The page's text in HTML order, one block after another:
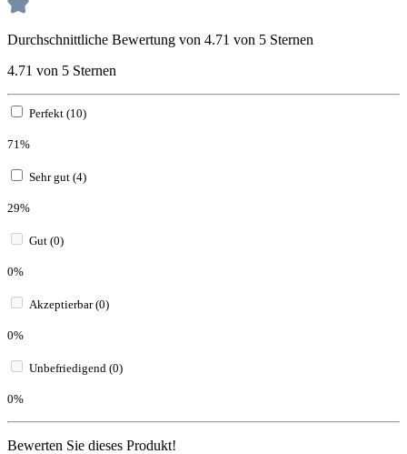
Durchschnittliche Bewertung von 4.71 von 5 Sternen
4.71 von 5 Sternen
Perfekt (10)
71%
Sehr gut (4)
29%
Gut (0)
0%
Akzeptierbar (0)
0%
Unbefriedigend (0)
0%
Bewerten Sie dieses Produkt!